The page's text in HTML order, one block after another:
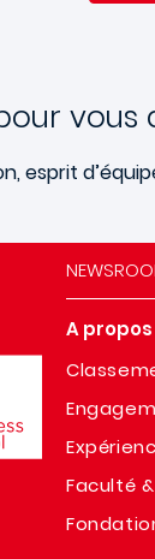
vous
esprit
A
Faculté